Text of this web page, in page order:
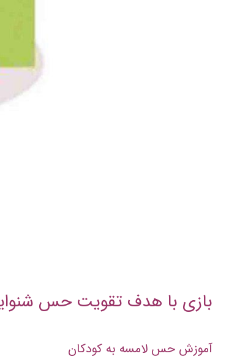
بازی با هدف تقویت حس
آموزش حس لامسه به کودکان